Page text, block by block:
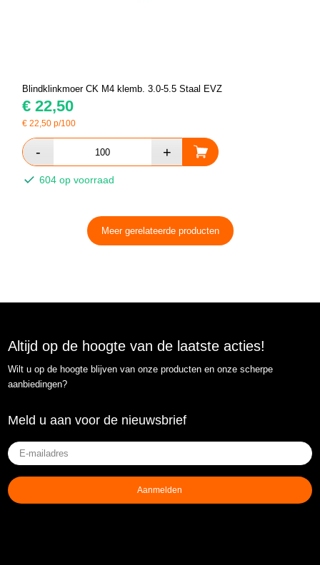
Blindklinkmoer CK M4 klemb. 3.0-5.5 Staal EVZ
€ 22,50
€22,50 p/100
604 op voorraad
Meer gerelateerde producten
Altijd op de hoogte van de laatste acties!
Wilt u op de hoogte blijven van onze producten en onze scherpe
aanbiedingen?
Meld u aan voor de nieuwsbrief
E-
mailadres(Vereist)
Aanmelden